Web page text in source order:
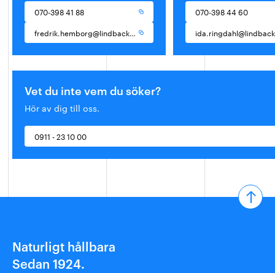
070-398 41 88
fredrik.hemborg@lindbacks.se
070-398 44 60
Vet du inte vem du söker?
Hör av dig till oss.
0911 - 23 10 00
Naturligt hållbara
Sedan 1924.